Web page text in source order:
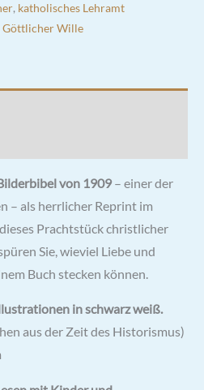
, katholisches Lehramt
Göttlicher Wille
von 1909– einer der
– als herrlicher Reprint im
Prachtstück christlicher
Sie, wieviel Liebe und
Buch stecken können.
in schwarz weiß.
aus der Zeit des Historismus)